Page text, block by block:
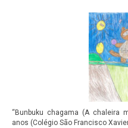
“Bunbuku chagama (A chaleira
anos (Colégio São Francisco